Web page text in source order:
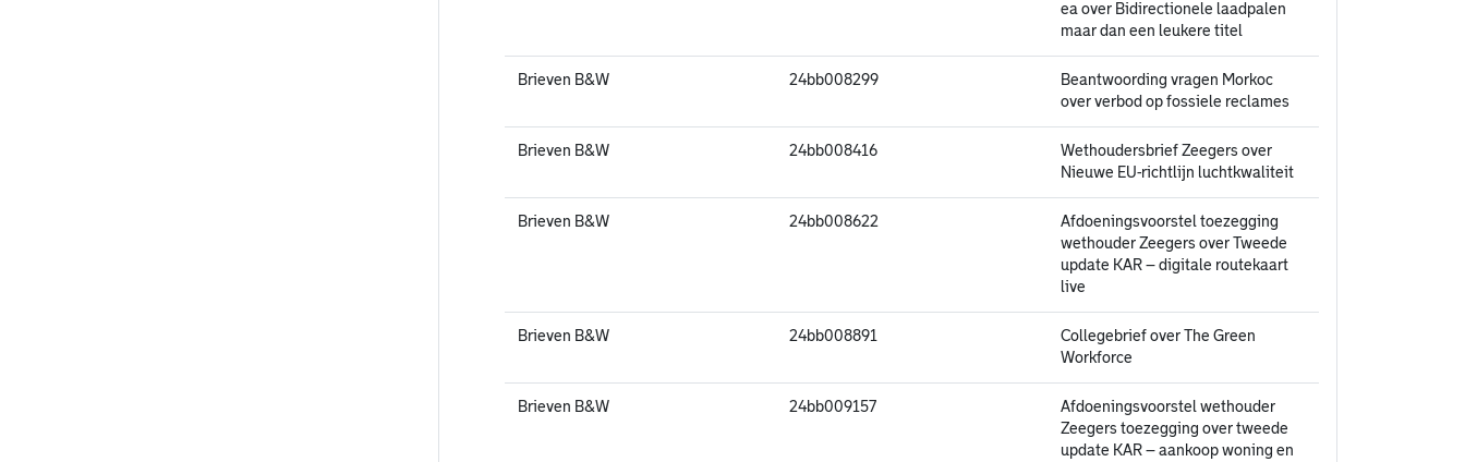
ea over Bidirectionele laadpalen
maar dan een leukere titel
Brieven B&W 24bb008299
Beantwoording vragen Morkoc
over verbod op fossiele reclames
Brieven B&W 24bb008416
Wethoudersbrief Zeegers over
Nieuwe EU-richtlijn luchtkwaliteit
Brieven B&W 24bb008622
Afdoeningsvoorstel toezegging
wethouder Zeegers over Tweede
update KAR – digitale routekaart
live
Brieven B&W 24bb008891
Collegebrief over The Green
Workforce
Brieven B&W 24bb009157
Afdoeningsvoorstel wethouder
Zeegers toezegging over tweede
update KAR – aankoop woning en